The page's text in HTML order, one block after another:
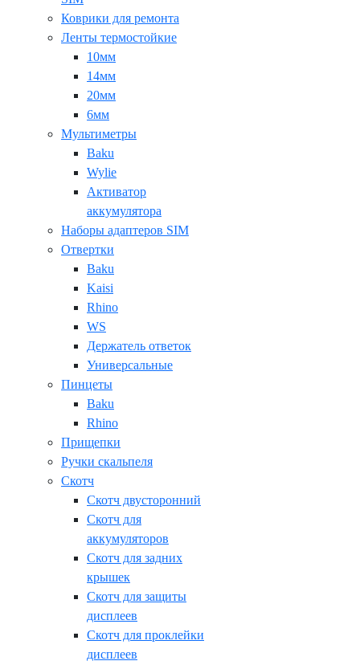
Коврики для ремонта
Ленты термостойкие
10мм
14мм
20мм
6мм
Мультиметры
Baku
Wylie
Активатор
аккумулятора
Наборы адаптеров SIM
Отвертки
Baku
Kaisi
Rhino
WS
Держатель ответок
Универсальные
Пинцеты
Baku
Rhino
Прищепки
Ручки скальпеля
Скотч
Скотч двусторонний
Скотч для
аккумуляторов
Скотч для задних
крышек
Скотч для защиты
дисплеев
Скотч для проклейки
дисплеев